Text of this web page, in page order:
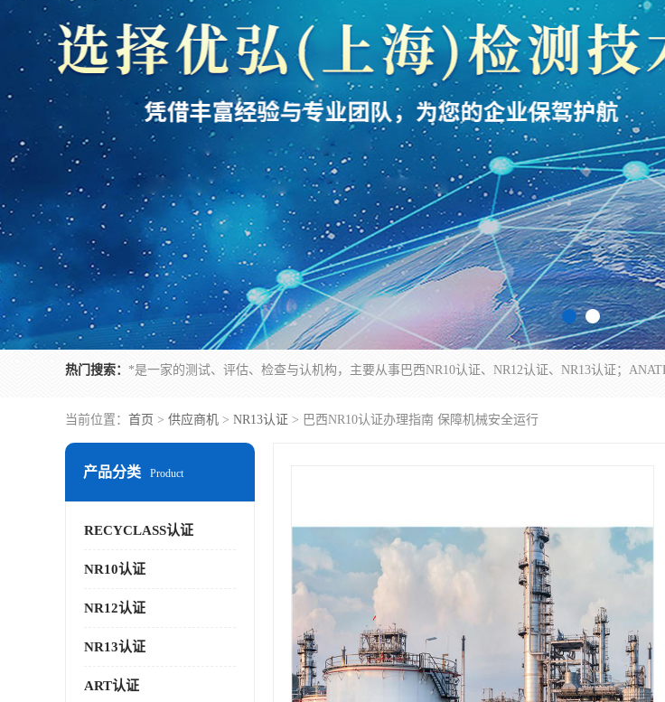
热门搜索：
当前位置： 首页 > 供应商机 > NR13认证 > 巴西NR10认证办理指南 保障机械安全运行
产品分类 Product
RECYCLASS认证
NR10认证
NR12认证
NR13认证
ART认证